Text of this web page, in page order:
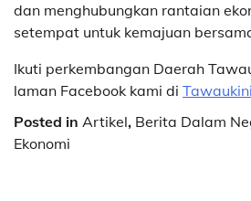
dan menghubungkan rantaian
setempat untuk kemajuan
Ikuti perkembangan Daerah
laman Facebook kami di Tawaukini
Posted in Artikel, Berita Dalam
Ekonomi